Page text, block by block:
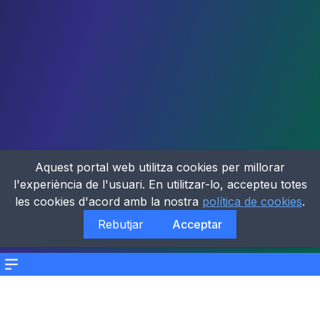
Menu
Aquest portal web utilitza cookies per millorar
l'experiència de l'usuari. En utilitzar-lo, accepteu totes
les cookies d'acord amb la nostra política de cookies.
Rebutjar
Acceptar